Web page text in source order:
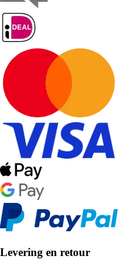
Levering en retour